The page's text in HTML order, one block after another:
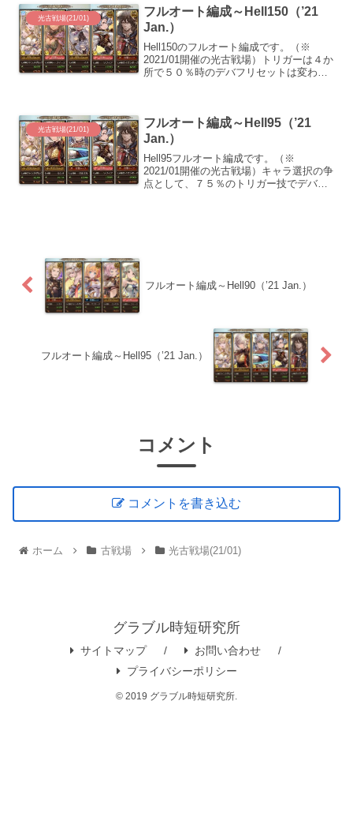
光古戦場(21/01)
フルオート編成～Hell150（’21
Jan.）
Hell150のフルオート編成です。（※
2021/01開催の光古戦場）トリガーは４か
所で５０％時のデバフリセットは変わら
デバフなの...
光古戦場(21/01)
フルオート編成～Hell95（’21
Jan.）
Hell95フルオート編成です。（※
2021/01開催の光古戦場）キャラ選択の争
点として、７５％のトリガー技でデバフ
フルオート編成～Hell90（’21 Jan.）
フルオート編成～Hell95（’21 Jan.）
コメント
コメントを書き込む
ホーム 古戦場 光古戦場(21/01)
グラブル時短研究所
サイトマップ
お問い合わせ
プライバシーポリシー
© 2019 グラブル時短研究所.